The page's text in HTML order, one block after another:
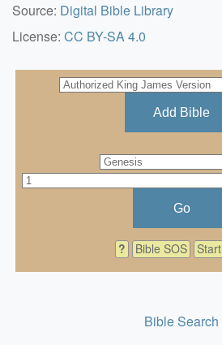
Source: Digital Bible Library
License: CC BY-SA 4.0
Add Bible
Go
? Bible SOS Start
Bible Search